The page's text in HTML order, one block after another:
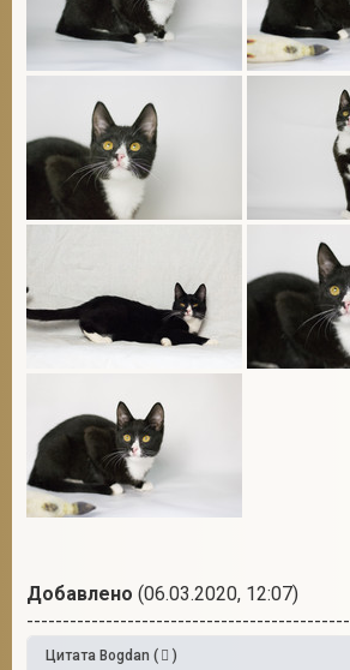
Добавлено (06.03.2020, 12:07)
---------------------------------------------
Цитата Bogdan ( )